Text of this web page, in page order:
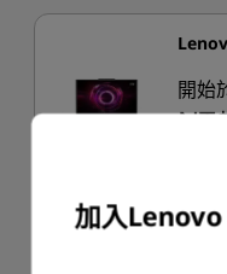
開始
加入Lenovo